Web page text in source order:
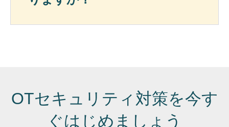
OTセキュリティ対策を今す
ぐはじめましょう